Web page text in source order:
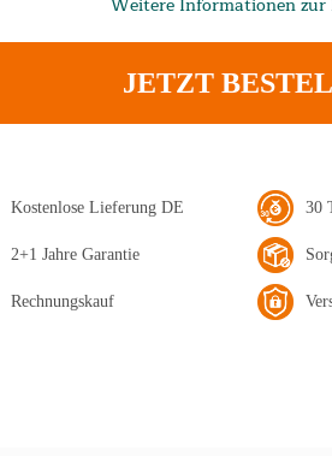
JETZT
Kostenlose Lieferung DE
2+1 Jahre Garantie
Rechnungskauf
30